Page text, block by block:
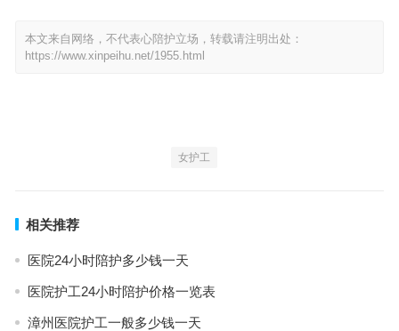
本文来自网络，不代表心陪护立场，转载请注明出处：
https://www.xinpeihu.net/1955.html
女护工
相关推荐
医院24小时陪护多少钱一天
医院护工24小时陪护价格一览表
漳州医院护工一般多少钱一天